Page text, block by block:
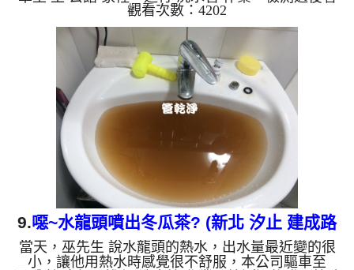
到管路都是鐵鏽，本公司先關閉水源，灌入食品級
檸檬酸 進水管，等候約20分鐘，利用 高周波水管清
洗機 ，把水管內壁污垢沖出來，一開始沒想到洗出
來的水呈現咖啡色，看起來跟泥水一樣，還一直掉出
大塊碎片，如下圖及影片，王先生看了都傻了，水味
道很難聞，直說房子才25年而已，怎麼水管塞這麼多
東西？ 如是自來水，如水管老化，會產生鐵鏽跟泥
沙堆積，洗出來的水就會...
觀看次數：4202
9.噁~水龍頭噴出冬瓜茶? (新北 汐止 建成路
清洗水管 )
當天，巫先生 說水龍頭的熱水，出水量最近變的很
小，讓他用熱水時感覺很不舒服，本公司驅車至